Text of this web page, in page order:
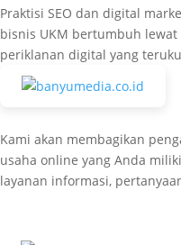
Praktisi SEO dan digital
bisnis UKM bertumbuh
periklanan digital yang
Kami akan membagikan
usaha online yang Anda
layanan informasi,